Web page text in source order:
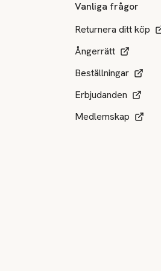
Vanliga frågor
Returnera ditt köp
Ångerrätt
Beställningar
Erbjudanden
Medlemskap